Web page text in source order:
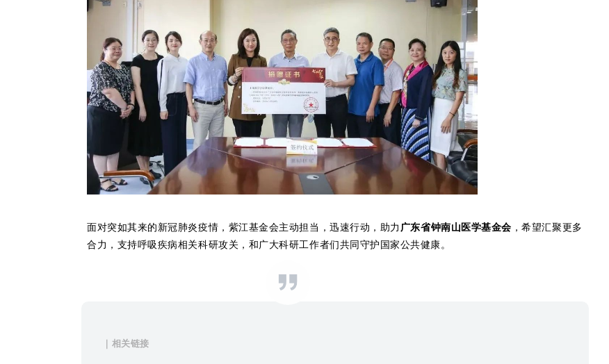
面对突如其来的新冠肺炎疫情，紫江基金会主动担当，迅速行动，助力 广东省钟南山医学基金会 ，希望汇聚更多
合力，支持呼吸疾病相关科研攻关，和广大科研工作者们共同守护国家公共健康。
｜相关链接